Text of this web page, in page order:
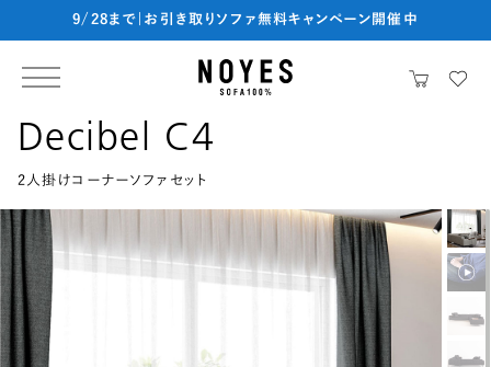
9/28まで|お引き取りソファ無料キャンペーン開催中
Decibel C4
2人掛けコーナーソファセット